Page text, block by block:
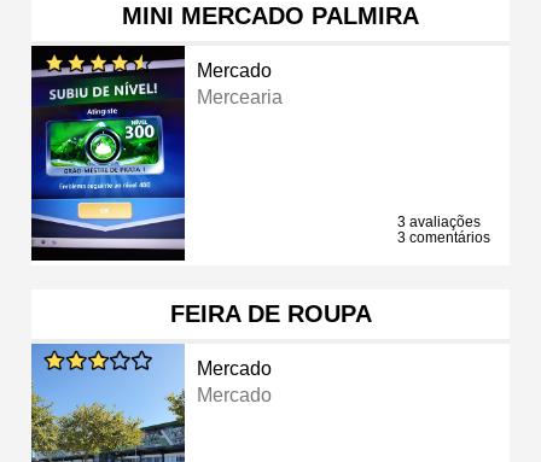
MINI MERCADO PALMIRA
Mercado
Mercearia
3 avaliações
3 comentários
FEIRA DE ROUPA
Mercado
Mercado